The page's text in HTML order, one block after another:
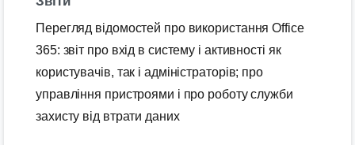
Перегляд відомостей про використання Office
365: звіт про вхід в систему і активності як
користувачів, так і адміністраторів; про
управління пристроями і про роботу служби
захисту від втрати даних